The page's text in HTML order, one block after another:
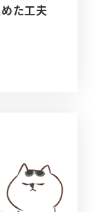
た工夫